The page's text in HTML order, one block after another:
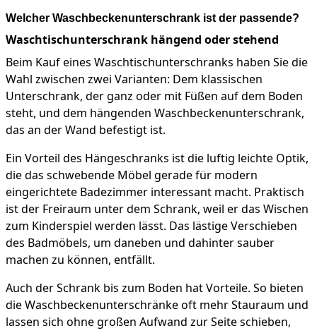
Welcher Waschbeckenunterschrank ist der passende?
Waschtischunterschrank hängend oder stehend
Beim Kauf eines Waschtischunterschranks haben Sie die
Wahl zwischen zwei Varianten: Dem klassischen
Unterschrank, der ganz oder mit Füßen auf dem Boden
steht, und dem hängenden Waschbeckenunterschrank,
das an der Wand befestigt ist.
Ein Vorteil des Hängeschranks ist die luftig leichte Optik,
die das schwebende Möbel gerade für modern
eingerichtete Badezimmer interessant macht. Praktisch
ist der Freiraum unter dem Schrank, weil er das Wischen
zum Kinderspiel werden lässt. Das lästige Verschieben
des Badmöbels, um daneben und dahinter sauber
machen zu können, entfällt.
Auch der Schrank bis zum Boden hat Vorteile. So bieten
die Waschbeckenunterschränke oft mehr Stauraum und
lassen sich ohne großen Aufwand zur Seite schieben,